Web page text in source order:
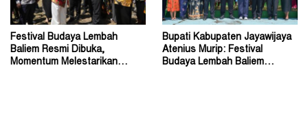
Festival Budaya Lembah
Baliem Resmi Dibuka,
Momentum Melestarikan
Bupati Kabupaten Jayawijaya
Atenius Murip: Festival
Budaya Lembah Baliem